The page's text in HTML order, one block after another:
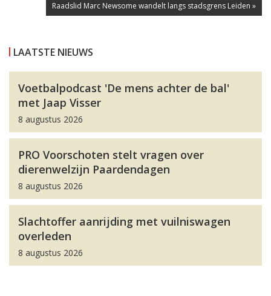
Raadslid Marc Newsome wandelt langs stadsgrens Leiden »
LAATSTE NIEUWS
Voetbalpodcast 'De mens achter de bal'
met Jaap Visser
8 augustus 2026
PRO Voorschoten stelt vragen over
dierenwelzijn Paardendagen
8 augustus 2026
Slachtoffer aanrijding met vuilniswagen
overleden
8 augustus 2026